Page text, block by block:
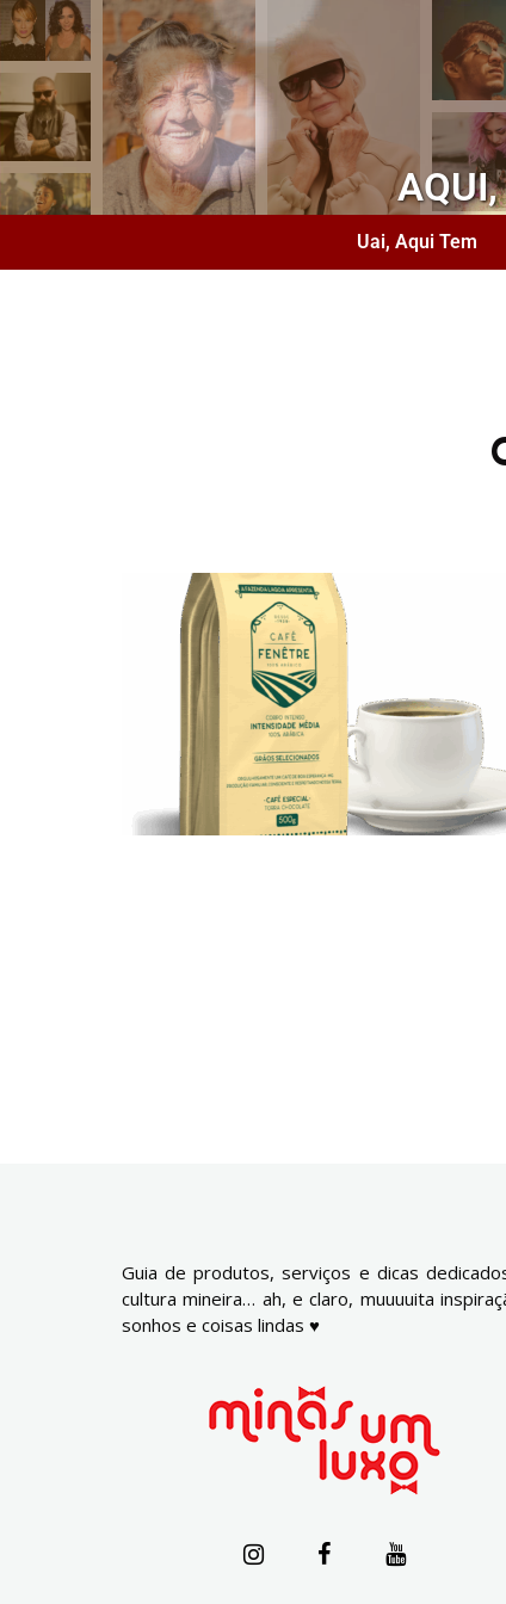
AQUI,
Uai, Aqui Tem
Guia de produtos, serviços e dicas
cultura mineira… ah, e claro, muuuuita
sonhos e coisas lindas ♥